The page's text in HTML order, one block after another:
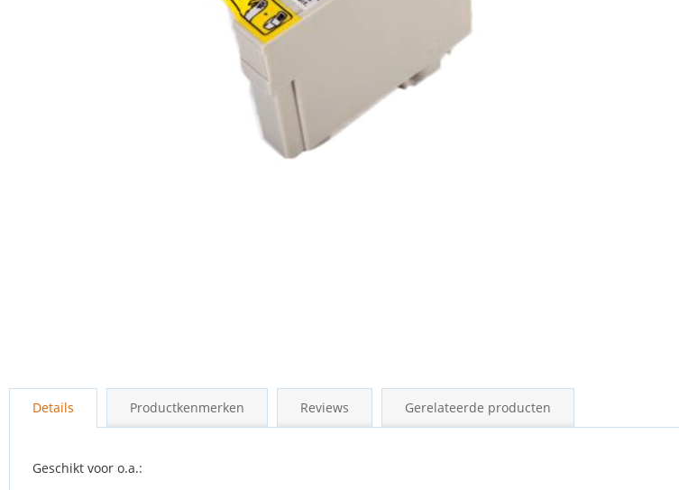
naar
Details Productkenmerken Reviews Gerelateerde producten
Geschikt voor o.a.: